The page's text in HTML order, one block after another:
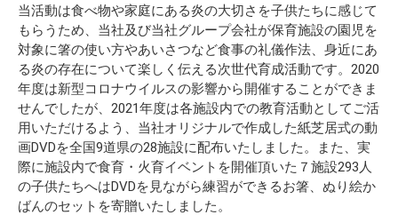
当活動は食べ物や家庭にある炎の大切さを子供たちに感じて
もらうため、当社及び当社グループ会社が保育施設の園児を
対象に箸の使い方やあいさつなど食事の礼儀作法、身近にあ
る炎の存在について楽しく伝える次世代育成活動です。2020
年度は新型コロナウイルスの影響から開催することができま
せんでしたが、2021年度は各施設内での教育活動としてご活
用いただけるよう、当社オリジナルで作成した紙芝居式の動
画DVDを全国9道県の28施設に配布いたしました。また、実
際に施設内で食育・火育イベントを開催頂いた７施設293人
の子供たちへはDVDを見ながら練習ができるお箸、ぬり絵か
ばんのセットを寄贈いたしました。